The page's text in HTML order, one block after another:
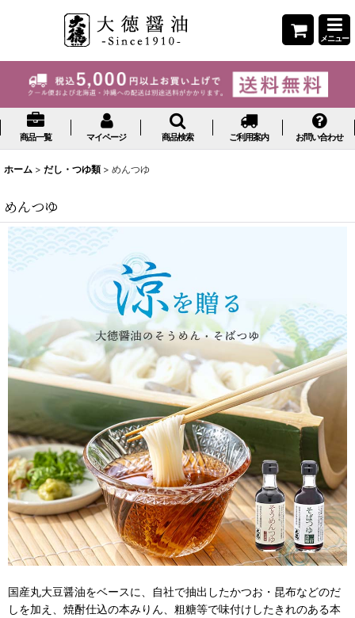
メニュー
商品一覧 マイページ 商品検索 ご利用案内 お問い合わせ
ホーム > だし・つゆ類 > めんつゆ
めんつゆ
国産丸大豆醤油をベースに、自社で抽出したかつお・昆布などのだ
しを加え、焼酎仕込の本みりん、粗糖等で味付けしたきれのある本